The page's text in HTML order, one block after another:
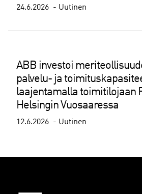
24.6.2026 Uutinen
ABB investoi
palvelu- ja
laajentamalla toimitilojaan
Helsingin Vuosaaressa
12.6.2026 Uutinen